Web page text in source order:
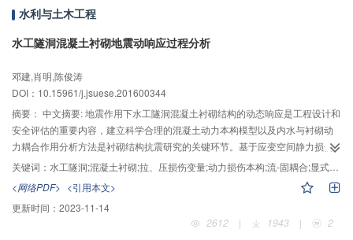
现场监测、通信、计算分析、控制指令下达与执行全部环节，为电力控制系统
提供了一种行之有效的主动防御机制。主站系统电力可信计算平台包括作为信
任根的可信密码模块硬件和嵌入到操作系统内核的可信软件基两个核心组件，
和强制执行控。电力可信计算平台在标准的信任链构建方法基础上，在操作系
统引导器中植入度量代码，通过CPU实模式驱动下的可信密码硬件对系统引导
程序代码完整性进行回溯度量。与当前通用的可信计算技术实现方式相比，电
力可信计算平台将度量的起点从操作系统前推到操作系统引导器，从而使得系
统安全性大幅度提升。结合电网调度控制系统中的安全标签机制，电力可信计
算平台对应用进程实现了融合操作系统层和应用层的双重强制访问控制。结合
调度数字证书系统，实现了应用程序预期值安全管理，确保预期值的真实性与
序、逻辑和系统资源进行改动，避免了对在运业务系统进行大规模改造，在工
程上切实可行。全面的测试及广泛的工程实践表明，电力可信计算平台消耗系
水利与土木工程
水工隧洞混凝土衬砌地震动响应过程分析
邓建,肖明,陈俊涛
DOI：10.15961/j.jsuese.201600344
摘要： 中文摘要: 地震作用下水工隧洞混凝土衬砌结构的动态响应是工程设计和
安全评估的重要内容，建立科学合理的混凝土动力本构模型以及内水与衬砌动
力耦合作用分析方法是衬砌结构抗震研究的关键环节。基于应变空间静力损伤
本构的基本思路，对3维应力状态下混凝土静态拉、压损伤变量进行定义和求
解；在此基础上，考虑静、动态荷载作用下混凝土本构关系曲线的相似性特
点，建立了适宜编程的混凝土动态损伤本构模型。基于单相固体介质和流体介
质动力分析的显式有限元法，结合耦合界面的边界条件，建立了水工隧洞内水
与衬砌耦合作用的动力显式有限元分析模型，该方法可以直接进行逐步积分，
关键词： 水工隧洞;混凝土衬砌;拉、压损伤变量;动力损伤本构;流-固耦合;显式有限元
<网络PDF> <引用本文>
更新时间： 2023-11-14
2612
| 1943 | 2